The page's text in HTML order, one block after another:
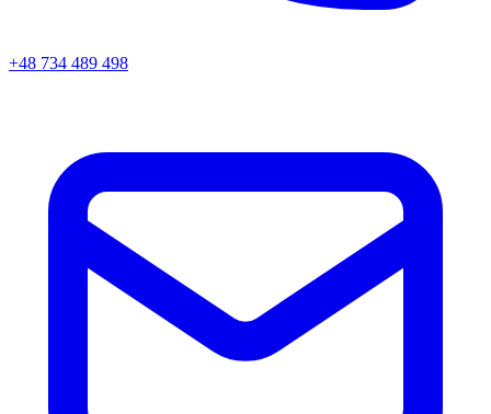
+48 734 489 498